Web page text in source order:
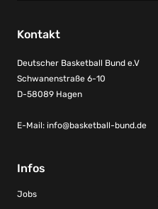
Kontakt
Deutscher Basketball Bund e.V
Schwanenstraße 6-10
D-58089 Hagen
E-Mail: info@basketball-bund.de
Infos
Jobs